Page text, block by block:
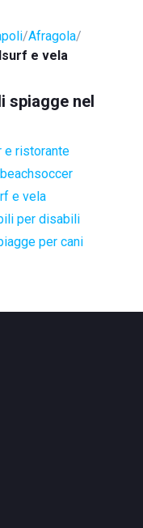
Afragola
e vela
spiagge nel
e ristorante
e vela
per disabili
per cani